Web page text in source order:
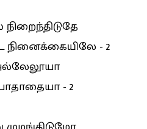
நினைக்கையிலே - 2
- 2